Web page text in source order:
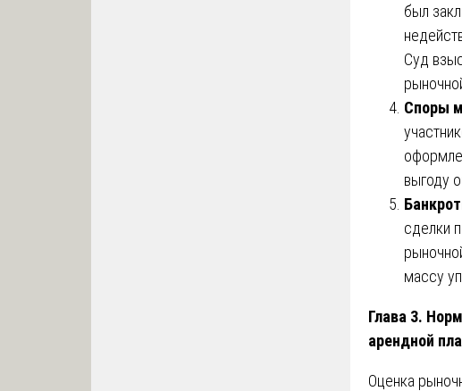
был
Суд
Споры
выгоду
сделки
массу
Глава 3.
арендной
Оценка